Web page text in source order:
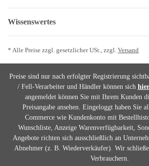
Wissenswertes
* Alle Preise zzgl. gesetzlicher USt., zzgl. Versand
Preise sind nur nach erfolgter Registrierung
/ Fell-Verarbeiter und Händler können sich hier
angemeldet können Sie mit Ihrem Kunden
Preisangabe ansehen. Eingeloggt haben Sie
Commerce wie Kundenkonto mit
Wunschliste, Anzeige Warenverfügbarkeit,
Angebote richten sich ausschließlich an
Abnehmer (z. B. Wiederverkäufer). Wir
Verbrauchern.